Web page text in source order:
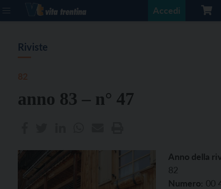
Accedi
Riviste
anno 83 – n° 47
Anno della
82
Numero: 00